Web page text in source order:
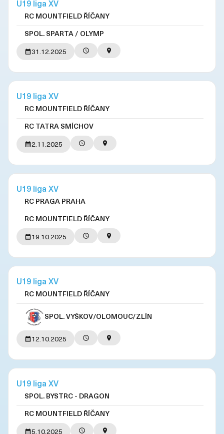
U19 liga XV
RC MOUNTFIELD ŘÍČANY
SPOL. SPARTA / OLYMP
31.12.2025
U19 liga XV
RC MOUNTFIELD ŘÍČANY
RC TATRA SMÍCHOV
2.11.2025
U19 liga XV
RC PRAGA PRAHA
RC MOUNTFIELD ŘÍČANY
19.10.2025
U19 liga XV
RC MOUNTFIELD ŘÍČANY
SPOL. VYŠKOV/OLOMOUC/ZLÍN
12.10.2025
U19 liga XV
SPOL. BYSTRC - DRAGON
RC MOUNTFIELD ŘÍČANY
5.10.2025